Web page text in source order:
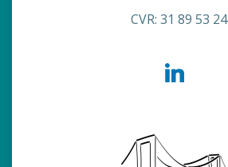
CVR: 31 89 53 24